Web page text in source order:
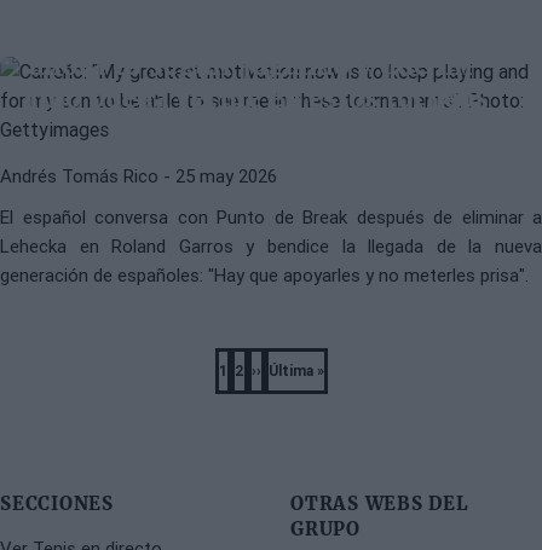
ahora es seguir jugando y que mi
hijo pueda verme en estos torneos"
Andrés Tomás Rico - 25 may 2026
El español conversa con Punto de Break después de eliminar a
Lehecka en Roland Garros y bendice la llegada de la nueva
generación de españoles: "Hay que apoyarles y no meterles prisa".
Página
1
Página
2
Next
››
Last
Última »
SECCIONES
OTRAS WEBS DEL
GRUPO